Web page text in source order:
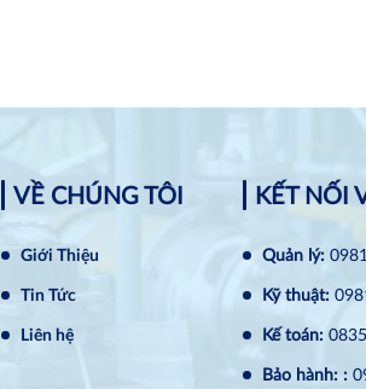
VỀ CHÚNG TÔI
Giới Thiệu
Tin Tức
Liên hệ
KẾT NỐI
Quản lý:
Kỹ thuật:
Kế toán:
Bảo hành: :